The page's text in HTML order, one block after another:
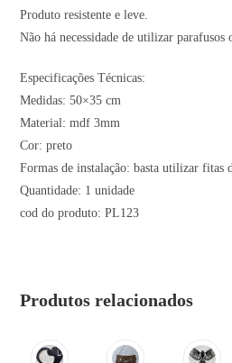
Produto resistente e leve.
Não há necessidade de utilizar parafusos
Especificações Técnicas:
Medidas: 50×35 cm
Material: mdf 3mm
Cor: preto
Formas de instalação: basta utilizar fitas
Quantidade: 1 unidade
cod do produto: PL123
Produtos relacionados